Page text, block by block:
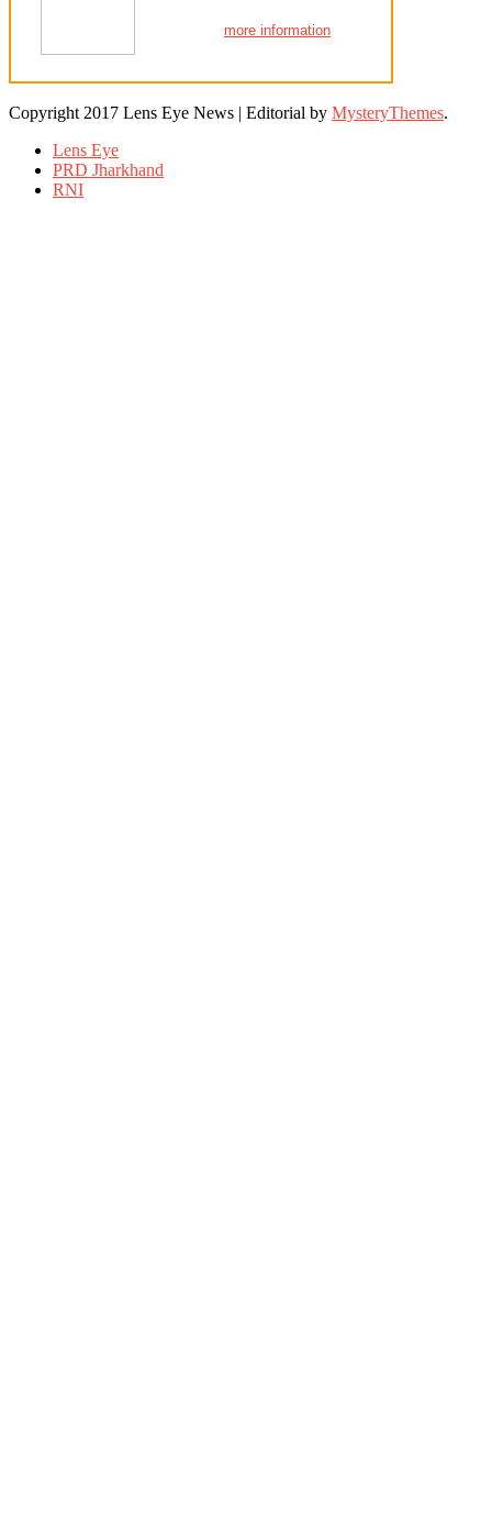
more information
Copyright 2017 Lens Eye News | Editorial by MysteryThemes.
Lens Eye
PRD Jharkhand
RNI